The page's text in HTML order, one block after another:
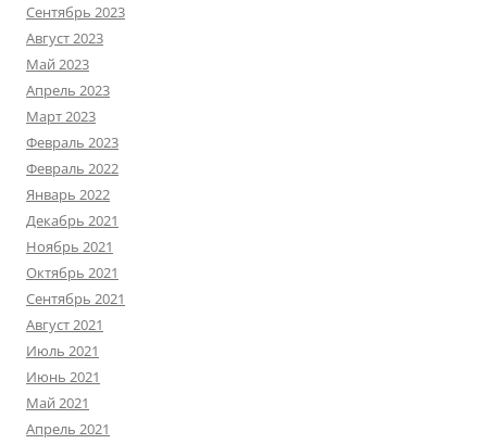
Сентябрь 2023
Август 2023
Май 2023
Апрель 2023
Март 2023
Февраль 2023
Февраль 2022
Январь 2022
Декабрь 2021
Ноябрь 2021
Октябрь 2021
Сентябрь 2021
Август 2021
Июль 2021
Июнь 2021
Май 2021
Апрель 2021